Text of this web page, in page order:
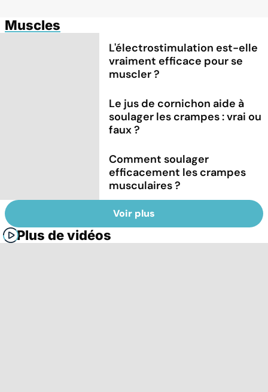
Muscles
L'électrostimulation est-elle
vraiment efficace pour se
muscler ?
Le jus de cornichon aide à
soulager les crampes : vrai ou
faux ?
Comment soulager
efficacement les crampes
musculaires ?
Voir plus
Plus de vidéos